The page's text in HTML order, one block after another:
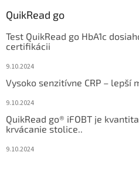
QuikRead go
Test QuikRead go HbA1c
certifikácii
9.10.2024
Vysoko senzitívne CRP – lepší
9.10.2024
QuikRead go® iFOBT je
krvácanie stolice..
9.10.2024